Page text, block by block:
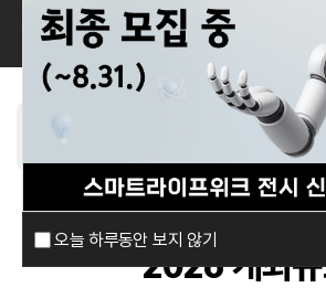
오늘 하루동안 보지 않기
사전 등록 전시
2026 개최